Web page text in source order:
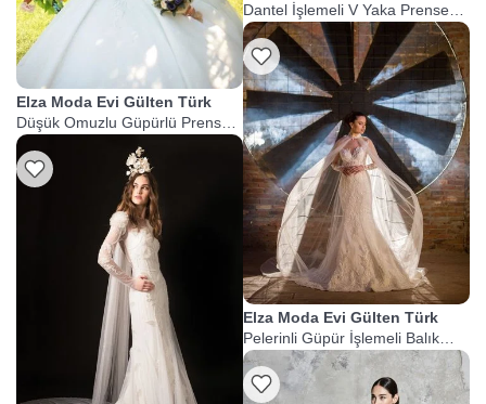
Elza Moda Evi Gülten Türk
Düşük Omuzlu Güpürlü Prenses
Gelinlik
Dantel İşlemeli V Yaka Prenses
Gelinlik
Elza Moda Evi Gülten Türk
Pelerinli Güpür İşlemeli Balık
Gelinlik